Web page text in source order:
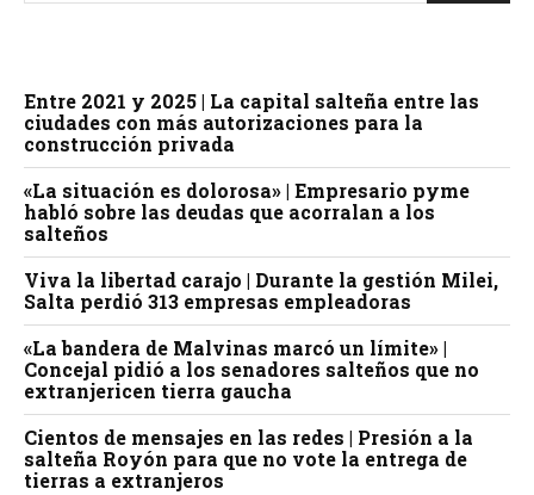
Entre 2021 y 2025 | La capital salteña entre las
ciudades con más autorizaciones para la
construcción privada
«La situación es dolorosa» | Empresario pyme
habló sobre las deudas que acorralan a los
salteños
Viva la libertad carajo | Durante la gestión Milei,
Salta perdió 313 empresas empleadoras
«La bandera de Malvinas marcó un límite» |
Concejal pidió a los senadores salteños que no
extranjericen tierra gaucha
Cientos de mensajes en las redes | Presión a la
salteña Royón para que no vote la entrega de
tierras a extranjeros